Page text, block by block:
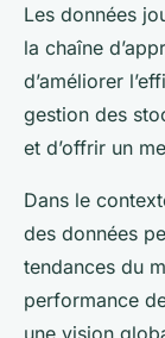
Les données
la chaîne
d’améliorer
gestion des
et d’offrir un
Dans le
des données
tendances du
performance
une vision